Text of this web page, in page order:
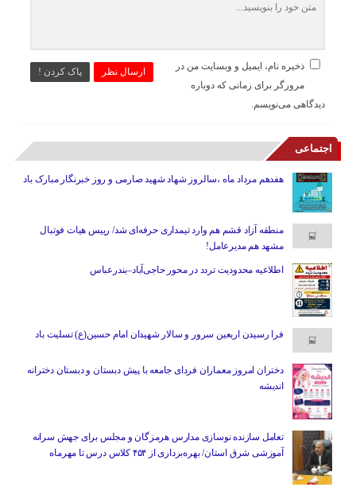
ارسال نظر پاک کردن !
ذخیره نام، ایمیل و وبسایت من در
مرورگر برای زمانی که دوباره
دیدگاهی می‌نویسم.
اجتماعی
هفدهم مرداد ماه ،سالروز شهاد شهید صارمی و روز خبرنگار مبارک باد
منطقه آزاد قشم هم وارد تیمداری حرفه‌ای شد/ رییس هیات فوتبال
مشهد هم مدیرعامل!
اطلاعیه محدودیت تردد در محور حاجی‌آباد–بندرعباس
فرا رسیدن اربعین سرور و سالار شهیدان امام حسین(ع) تسلیت باد
دختران امروز معماران فردای جامعه با پیش دبستان و دبستان دخترانه
اندیشه
تعامل سازنده نوسازی مدارس هرمزگان و مجلس برای جهش سرانه
آموزشی شرق استان/ بهره‌برداری از ۴۵۴ کلاس درس تا مهرماه